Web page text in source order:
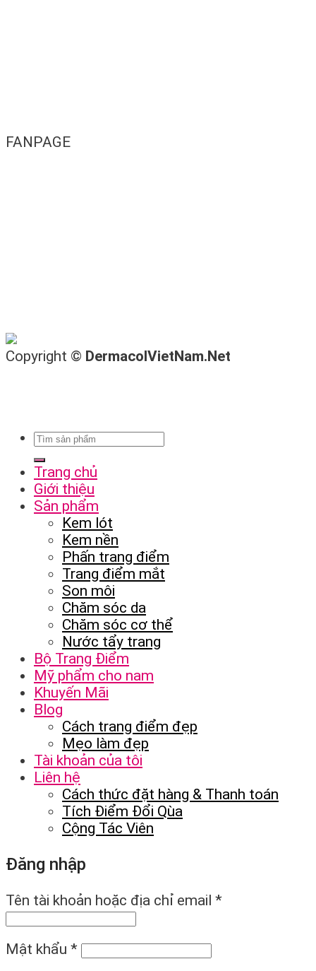
FANPAGE
Copyright © DermacolVietNam.Net
Trang chủ
Giới thiệu
Sản phẩm
Kem lót
Kem nền
Phấn trang điểm
Trang điểm mắt
Son môi
Chăm sóc da
Chăm sóc cơ thể
Nước tẩy trang
Bộ Trang Điểm
Mỹ phẩm cho nam
Khuyến Mãi
Blog
Cách trang điểm đẹp
Mẹo làm đẹp
Tài khoản của tôi
Liên hệ
Cách thức đặt hàng & Thanh toán
Tích Điểm Đổi Qùa
Cộng Tác Viên
Đăng nhập
Tên tài khoản hoặc địa chỉ email *
Mật khẩu *